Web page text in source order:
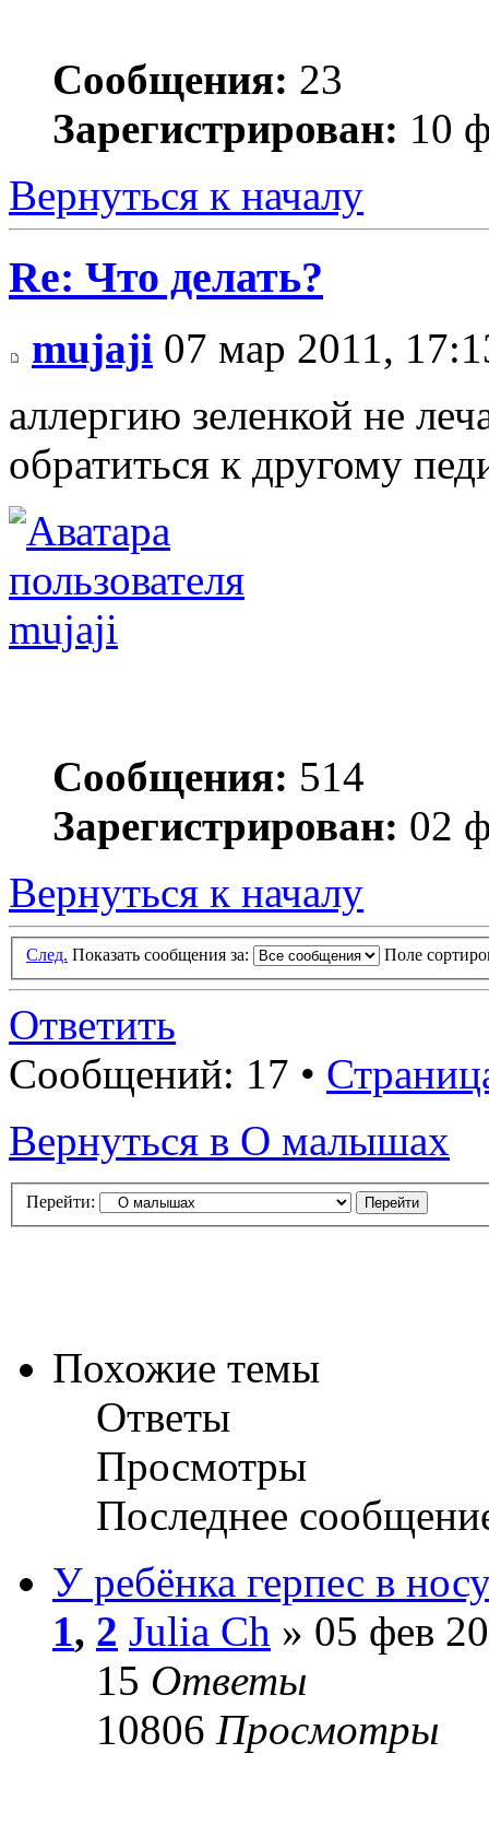
Сообщения: 23
Зарегистрирован: 10
Вернуться к началу
Re: Что делать?
mujaji 07 мар 2011,
аллергию зеленкой не
обратиться к другому
mujaji
Сообщения: 514
Зарегистрирован: 02
Вернуться к началу
След. Показать сообщения за: Поле
Ответить
Сообщений: 17 •
Вернуться в О малышах
Перейти:
Похожие темы
Ответы
Просмотры
Последнее
У ребёнка герпес в
1, 2 Julia Ch » 05 фев
15 Ответы
10806 Просмотры